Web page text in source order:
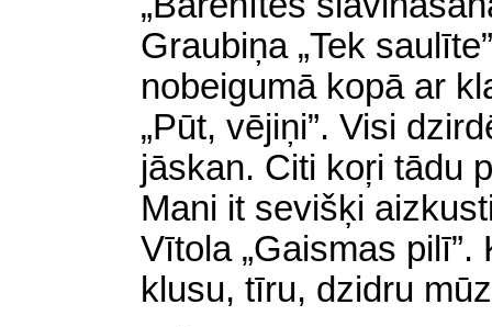
Graubiņa „Tek
nobeigumā kopā ar
„Pūt, vējiņi”. Visi
jāskan. Citi koŗi tādu
Mani it sevišķi
Vītola „Gaismas
klusu, tīru, dzidru